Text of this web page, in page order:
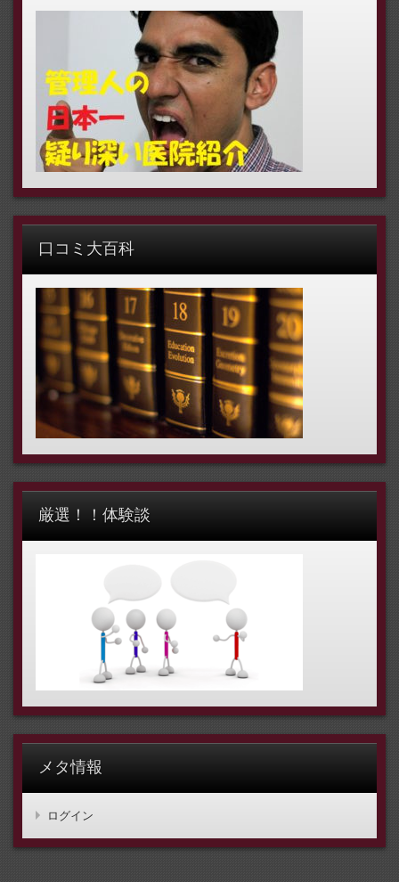
口コミ大百科
厳選！！体験談
メタ情報
ログイン